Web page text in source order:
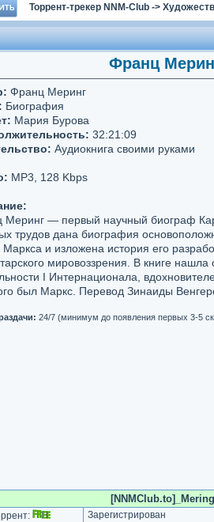
Торрент-трекер NNM-Club ->
Франц
Франц Меринг
Биография
Мария Бурова
32:21:09
Аудиокнига своими руками
MP3, 128 Kbps
Меринг — первый научный биограф
трудов дана биография
Маркса и изложена история его
мировоззрения. В книге
I Интернационала,
был Маркс. Перевод Зинаиды
24/7 (минимум до появления первых 3-5
Зарегистрирован